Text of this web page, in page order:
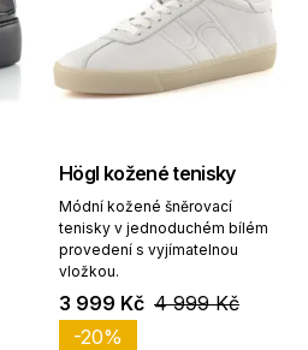
Högl kožené tenisky
Módní kožené šněrovací
tenisky v jednoduchém bílém
provedení s vyjímatelnou
vložkou.
3 999 Kč 4 999 Kč
-20%